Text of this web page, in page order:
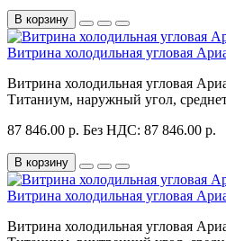
В корзину
Витрина холодильная угловая
Витрина холодильная угловая
Титаниум, наружный угол,
87 846.00 р. Без НДС: 87 846.00 р.
В корзину
Витрина холодильная угловая
Витрина холодильная угловая